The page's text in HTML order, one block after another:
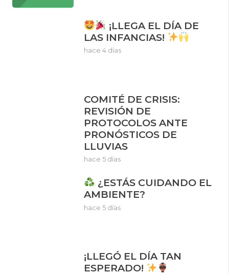
¡LLEGA EL DÍA DE
LAS INFANCIAS!
hace 4 días
COMITÉ DE CRISIS:
REVISIÓN DE
PROTOCOLOS ANTE
PRONÓSTICOS DE
LLUVIAS
hace 5 días
¿ESTÁS CUIDANDO EL
AMBIENTE?
hace 5 días
¡LLEGÓ EL DÍA TAN
ESPERADO!